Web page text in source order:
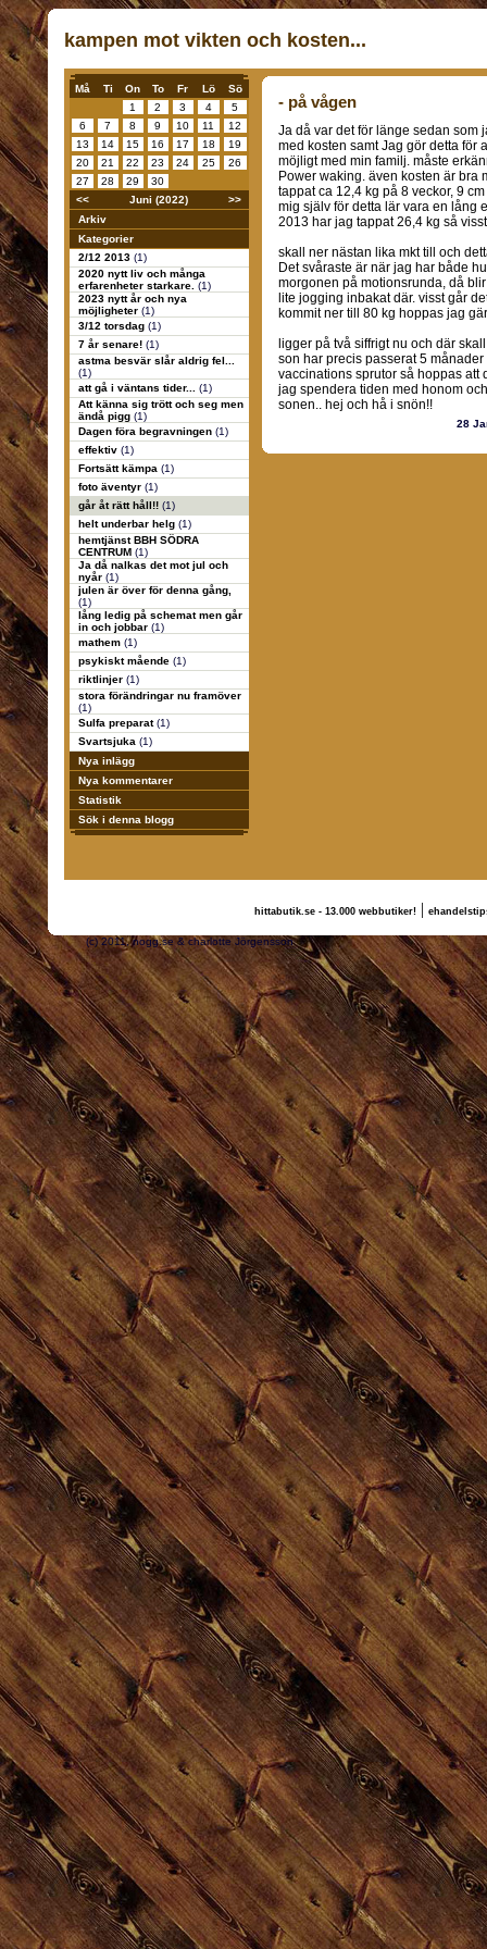
kampen mot vikten och kosten...
Må Ti On To Fr Lö
Sö
1
2 3 4
5
6
7 8 9 10 11
12
13
14 15 16 17 18
19
20
21 22 23 24 25
26
27
28 29
30
<<
Juni (2022)
>>
Arkiv
Kategorier
2/12 2013 (1)
2020 nytt liv och många
erfarenheter starkare. (1)
2023 nytt år och nya
möjligheter (1)
3/12 torsdag (1)
7 år senare! (1)
astma besvär slår aldrig fel...
(1)
att gå i väntans tider... (1)
Att känna sig trött och seg men
ändå pigg (1)
Dagen föra begravningen (1)
effektiv (1)
Fortsätt kämpa (1)
foto äventyr (1)
går åt rätt håll!! (1)
helt underbar helg (1)
hemtjänst BBH SÖDRA
CENTRUM (1)
Ja då nalkas det mot jul och
nyår (1)
julen är över för denna gång,
(1)
lång ledig på schemat men går
in och jobbar (1)
mathem (1)
psykiskt mående (1)
riktlinjer (1)
stora förändringar nu framöver
(1)
Sulfa preparat(1)
Svartsjuka (1)
Nya inlägg
Nya kommentarer
Statistik
Sök i denna blogg
- på vågen
Ja då var det för länge sedan som
med kosten samt Jag gör detta för
möjligt med min familj. måste
Power waking. även kosten är bra
tappat ca 12,4 kg på 8 veckor, 9
mig själv för detta lär vara en lång
2013 har jag tappat 26,4 kg så
skall ner nästan lika mkt till och
Det svåraste är när jag har både
morgonen på motionsrunda, då
lite jogging inbakat där. visst går
kommit ner till 80 kg hoppas jag
ligger på två siffrigt nu och där
son har precis passerat 5
vaccinations sprutor så hoppas att
jag spendera tiden med honom
sonen.. hej och hå i snön!!
28
hittabutik.se - 13.000 webbutiker!|
(c) 2011, nogg.se & charlotte Jörgensson